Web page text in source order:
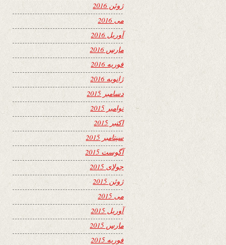
ژوئن 2016
می 2016
آوریل 2016
مارس 2016
فوریه 2016
ژانویه 2016
دسامبر 2015
نوامبر 2015
اکتبر 2015
سپتامبر 2015
آگوست 2015
جولای 2015
ژوئن 2015
می 2015
آوریل 2015
مارس 2015
فوریه 2015